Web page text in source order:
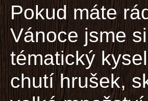
Pokud máte
Vánoce jsme
tématický
chutí hrušek,